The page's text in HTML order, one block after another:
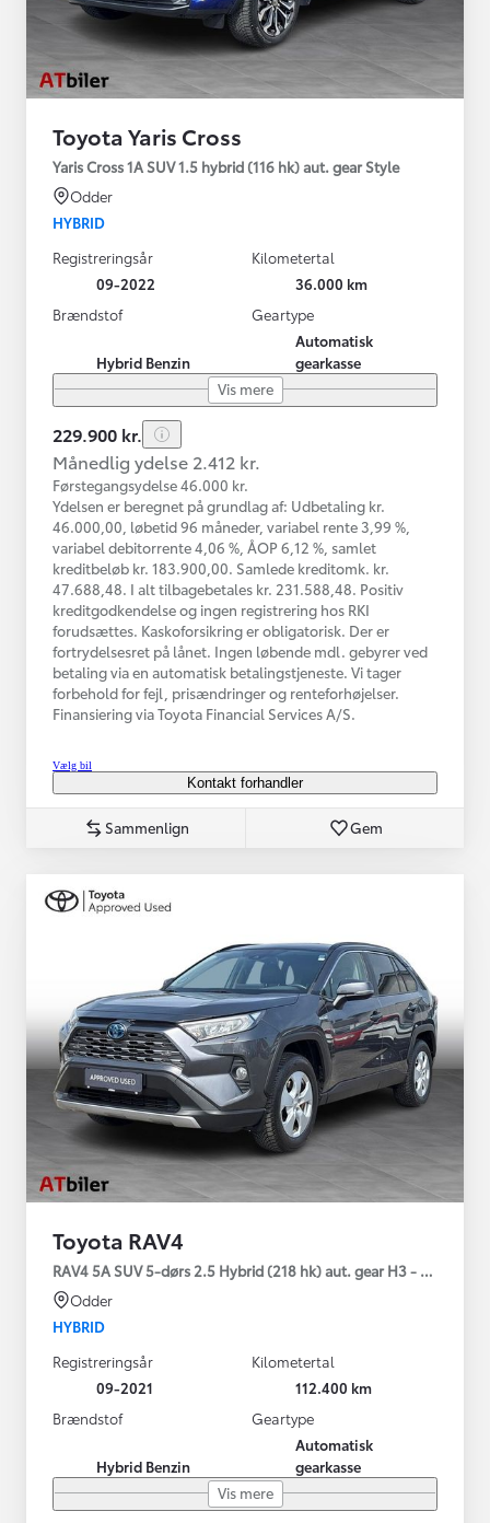
Toyota Yaris Cross
Yaris Cross 1A SUV 1.5 hybrid (116 hk) aut. gear Style
Odder
HYBRID
Registreringsår
09-2022
Kilometertal
36.000 km
Brændstof
Hybrid Benzin
Geartype
Automatisk
gearkasse
Vis mere
229.900 kr.
Månedlig ydelse 2.412 kr.
Førstegangsydelse 46.000 kr.
Ydelsen er beregnet på grundlag af: Udbetaling kr.
46.000,00, løbetid 96 måneder, variabel rente 3,99 %,
variabel debitorrente 4,06 %, ÅOP 6,12 %, samlet
kreditbeløb kr. 183.900,00. Samlede kreditomk. kr.
47.688,48. I alt tilbagebetales kr. 231.588,48. Positiv
kreditgodkendelse og ingen registrering hos RKI
forudsættes. Kaskoforsikring er obligatorisk. Der er
fortrydelsesret på lånet. Ingen løbende mdl. gebyrer ved
betaling via en automatisk betalingstjeneste. Vi tager
forbehold for fejl, prisændringer og renteforhøjelser.
Finansiering via Toyota Financial Services A/S.
Vælg bil
Kontakt forhandler
Sammenlign Gem
Toyota RAV4
RAV4 5A SUV 5-dørs 2.5 Hybrid (218 hk) aut. gear H3 - Comfort
Odder
HYBRID
Registreringsår
09-2021
Kilometertal
112.400 km
Brændstof
Hybrid Benzin
Geartype
Automatisk
gearkasse
Vis mere